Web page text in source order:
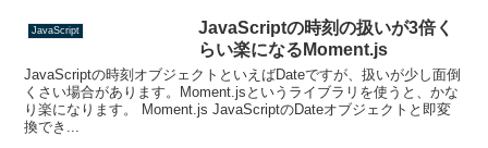
JavaScript
JavaScriptの時刻の扱いが3倍く
らい楽になるMoment.js
JavaScriptの時刻オブジェクトといえばDateですが、扱いが少し面倒
くさい場合があります。Moment.jsというライブラリを使うと、かな
り楽になります。 Moment.js JavaScriptのDateオブジェクトと即変
換でき...